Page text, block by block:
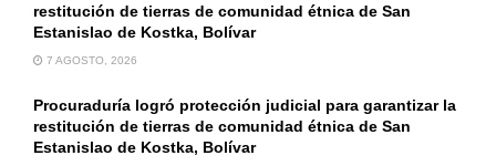
restitución de tierras de comunidad étnica de San
Estanislao de Kostka, Bolívar
7 AGOSTO, 2026
Procuraduría logró protección judicial para garantizar la
restitución de tierras de comunidad étnica de San
Estanislao de Kostka, Bolívar